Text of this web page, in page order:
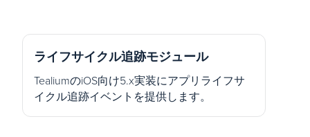
ライフサイクル追跡モジュール
TealiumのiOS向け5.x実装にアプリライフサ
イクル追跡イベントを提供します。